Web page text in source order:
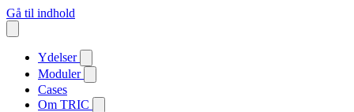
Gå til indhold
Ydelser
Moduler
Cases
Om TRIC